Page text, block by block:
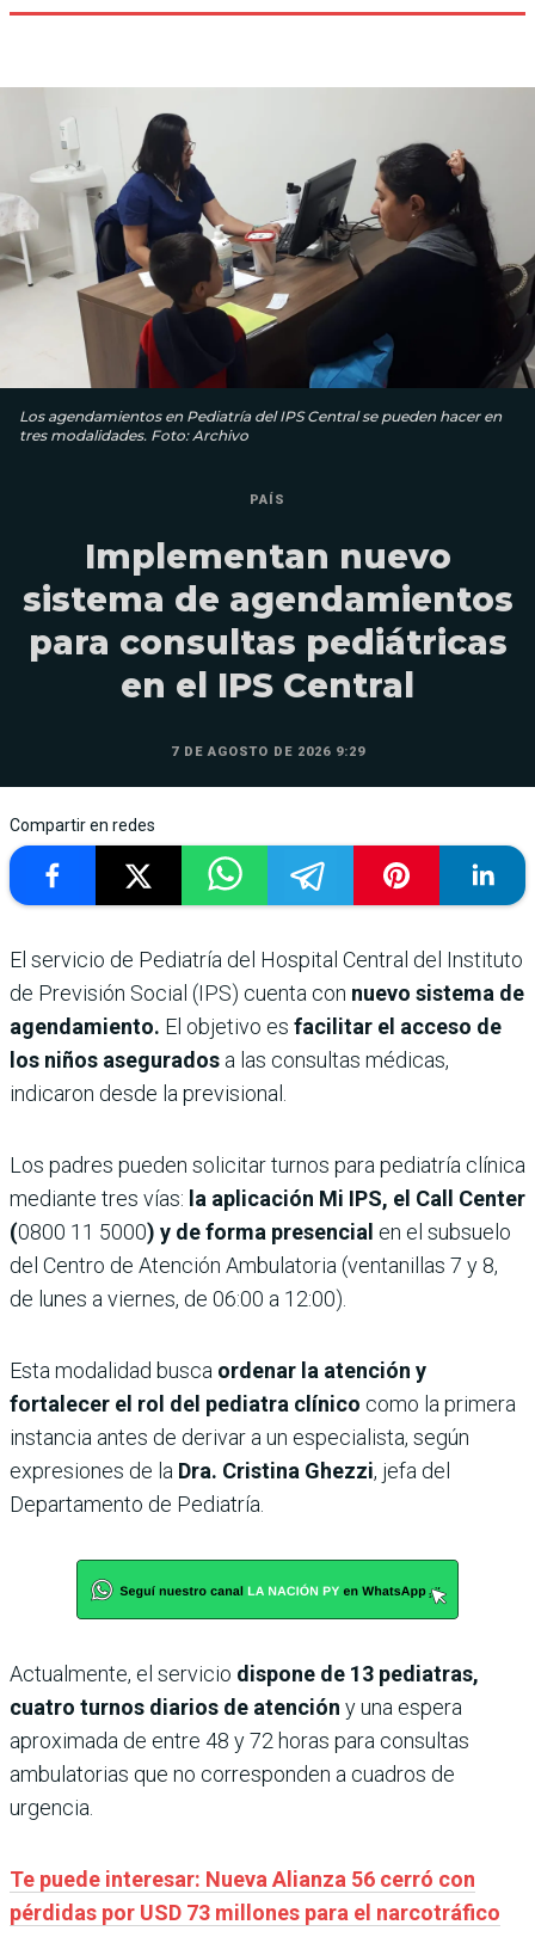
Los agendamientos en Pediatría del IPS Central se pueden hacer en
tres modalidades. Foto: Archivo
PAÍS
Implementan nuevo
sistema de agendamientos
para consultas pediátricas
en el IPS Central
7 DE AGOSTO DE 2026 9:29
Compartir en redes
El servicio de Pediatría del Hospital Central del Instituto
de Previsión Social (IPS) cuenta con nuevo sistema de
agendamiento. El objetivo es facilitar el acceso de
los niños asegurados a las consultas médicas,
indicaron desde la previsional.
Los padres pueden solicitar turnos para pediatría clínica
mediante tres vías: la aplicación Mi IPS, el Call Center
(0800 11 5000) y de forma presencial en el subsuelo
del Centro de Atención Ambulatoria (ventanillas 7 y 8,
de lunes a viernes, de 06:00 a 12:00).
Esta modalidad busca ordenar la atención y
fortalecer el rol del pediatra clínico como la primera
instancia antes de derivar a un especialista, según
expresiones de la Dra. Cristina Ghezzi, jefa del
Departamento de Pediatría.
Actualmente, el servicio dispone de 13 pediatras,
cuatro turnos diarios de atención y una espera
aproximada de entre 48 y 72 horas para consultas
ambulatorias que no corresponden a cuadros de
urgencia.
Te puede interesar: Nueva Alianza 56 cerró con
pérdidas por USD 73 millones para el narcotráfico